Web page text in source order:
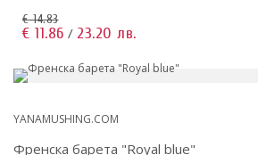
€ 14.83
€ 11.86 / 23.20 лв.
YANAMUSHING.COM
Френска барета "Royal blue"